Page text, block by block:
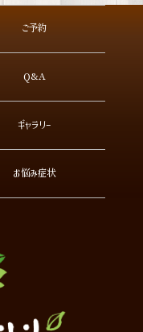
ご予約
Q&A
ギャラリー
お悩み症状